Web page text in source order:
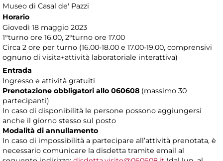
Museo di Casal de' Pazzi
Horario
Giovedì 18 maggio 2023
1°turno ore 16.00, 2°turno ore 17.00
Circa 2 ore per turno (16.00-18.00 e 17.00-19.00, comprensivi
ognuno di visita+attività laboratoriale interattiva)
Entrada
Ingresso e attività gratuiti
Prenotazione obbligatori allo 060608 (massimo 30
partecipanti)
In caso di disponibilità le persone possono aggiungersi
anche il giorno stesso sul posto
Modalità di annullamento
In caso di impossibilità a partecipare all’attività prenotata, è
necessario comunicare la disdetta tramite email al